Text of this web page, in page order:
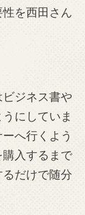
を西田さん
ジネス書や
にしていま
へ行くよう
入するまで
だけで随分